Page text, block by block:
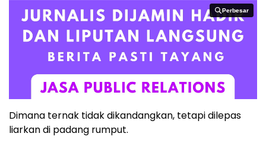
Perbesar
Perbesar
Dimana ternak tidak dikandangkan, tetapi dilepas
liarkan di padang rumput.